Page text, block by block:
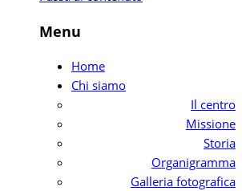
Menu
Home
Chi siamo
Il centro
Missione
Storia
Organigramma
Galleria fotografica